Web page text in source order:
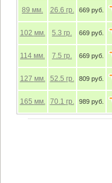
89 мм. 26.6 гр. 669 руб.
102 мм. 5.3 гр. 669 руб.
114 мм. 7.5 гр. 669 руб.
127 мм. 52.5 гр. 809 руб.
165 мм. 70.1 гр. 989 руб.